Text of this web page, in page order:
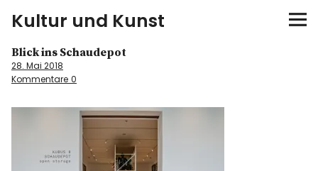
Kultur und Kunst
kultur & kunst
Blick ins Schaudepot
28. Mai 2018
Kommentare 0